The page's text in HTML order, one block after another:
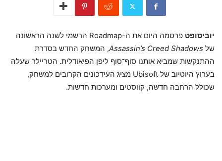
יוביסופט
פרסמה היום את ה-Roadmap הרשמי לשנה הראשונה
של Assassin’s Creed Shadows, המשחק החדש בסדרת
ההתנקשות שמביא אותנו סוף־סוף ליפן הפיאודלית. הטריילר שעלה
בערוץ היוטיוב של Ubisoft מציג העידכונים הקרובים למשחק,
שכולל הרחבה חדשה, קווסטים ומערכות חדשות.